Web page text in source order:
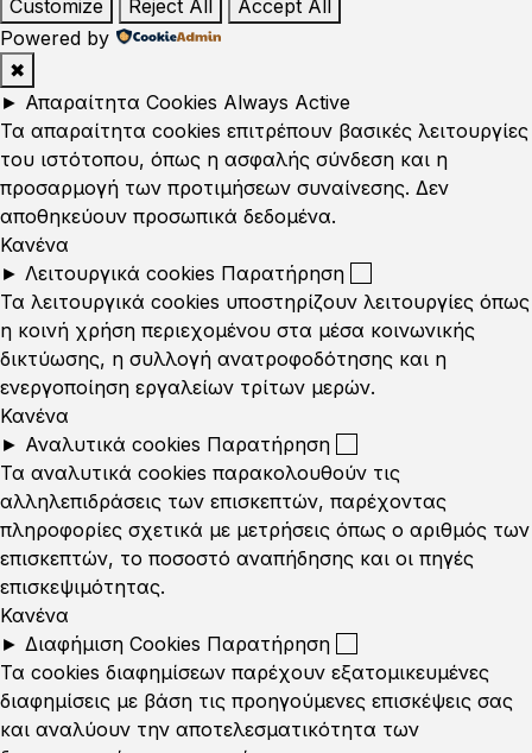
Customize Reject All
Accept All
Powered by
✖
► Απαραίτητα Cookies Always Active
Τα απαραίτητα cookies επιτρέπουν βασικές λειτουργίες
του ιστότοπου, όπως η ασφαλής σύνδεση και η
προσαρμογή των προτιμήσεων συναίνεσης. Δεν
αποθηκεύουν προσωπικά δεδομένα.
Κανένα
► Λειτουργικά cookies Παρατήρηση
Τα λειτουργικά cookies υποστηρίζουν λειτουργίες όπως
η κοινή χρήση περιεχομένου στα μέσα κοινωνικής
δικτύωσης, η συλλογή ανατροφοδότησης και η
ενεργοποίηση εργαλείων τρίτων μερών.
Κανένα
► Αναλυτικά cookies Παρατήρηση
Τα αναλυτικά cookies παρακολουθούν τις
αλληλεπιδράσεις των επισκεπτών, παρέχοντας
πληροφορίες σχετικά με μετρήσεις όπως ο αριθμός των
επισκεπτών, το ποσοστό αναπήδησης και οι πηγές
επισκεψιμότητας.
Κανένα
► Διαφήμιση Cookies Παρατήρηση
Τα cookies διαφημίσεων παρέχουν εξατομικευμένες
διαφημίσεις με βάση τις προηγούμενες επισκέψεις σας
και αναλύουν την αποτελεσματικότητα των